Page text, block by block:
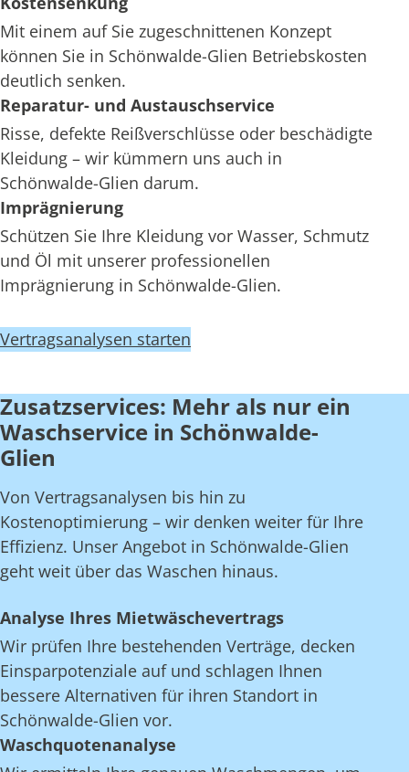
Mit einem auf Sie zugeschnittenen Konzept
können Sie in Schönwalde-Glien Betriebskosten
deutlich senken.
Reparatur- und Austauschservice
Risse, defekte Reißverschlüsse oder beschädigte
Kleidung – wir kümmern uns auch in
Schönwalde-Glien darum.
Imprägnierung
Schützen Sie Ihre Kleidung vor Wasser, Schmutz
und Öl mit unserer professionellen
Imprägnierung in Schönwalde-Glien.
Vertragsanalysen starten
Zusatzservices: Mehr als nur ein
Waschservice in Schönwalde-
Glien
Von Vertragsanalysen bis hin zu
Kostenoptimierung – wir denken weiter für Ihre
Effizienz. Unser Angebot in Schönwalde-Glien
geht weit über das Waschen hinaus.
Analyse Ihres Mietwäschevertrags
Wir prüfen Ihre bestehenden Verträge, decken
Einsparpotenziale auf und schlagen Ihnen
bessere Alternativen für ihren Standort in
Schönwalde-Glien vor.
Waschquotenanalyse